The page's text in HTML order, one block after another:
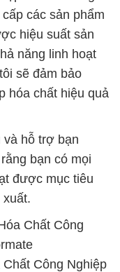
các sản phẩm
hiệu suất sản
năng linh hoạt
sẽ đảm bảo
hóa chất hiệu quả
và hỗ trợ bạn
bạn có mọi
được mục tiêu
xuất.
Chất Công
Công Nghiệp